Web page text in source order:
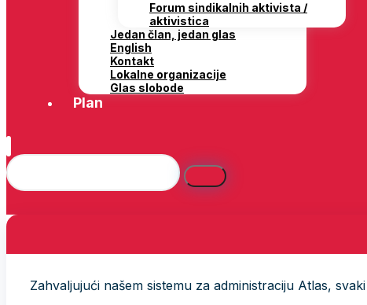
Forum sindikalnih aktivista /
aktivistica
Jedan član, jedan glas
English
Kontakt
Lokalne organizacije
Glas slobode
Plan
Zahvaljujući našem sistemu za administraciju Atlas,